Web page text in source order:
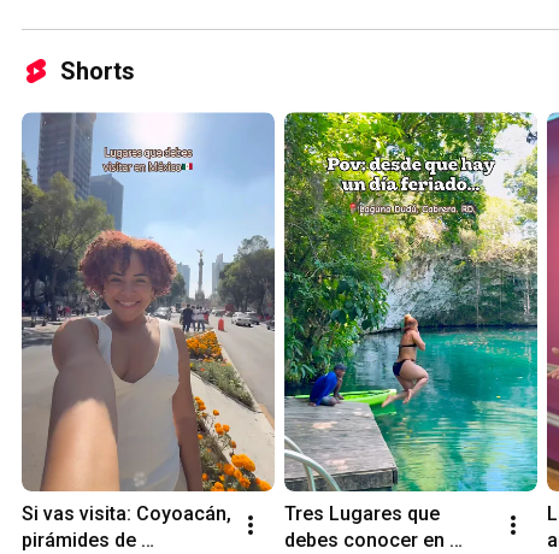
Shorts
Si vas visita: Coyoacán,
pirámides de
Tres Lugares que
debes conocer en